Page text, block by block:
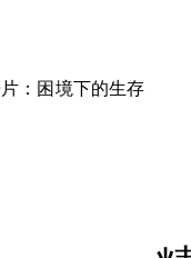
：困境下的生存